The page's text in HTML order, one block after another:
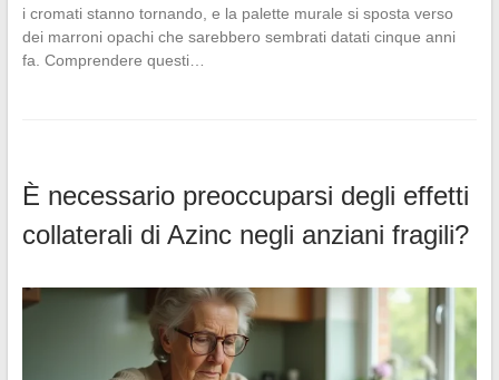
i cromati stanno tornando, e la palette murale si sposta verso
dei marroni opachi che sarebbero sembrati datati cinque anni
fa. Comprendere questi…
È necessario preoccuparsi degli effetti
collaterali di Azinc negli anziani fragili?